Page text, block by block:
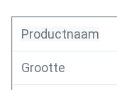
Productnaam
Grootte